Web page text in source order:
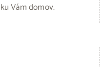
Vám domov.